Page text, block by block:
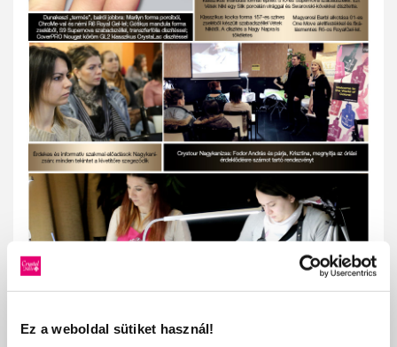
Ez a weboldal sütiket használ!